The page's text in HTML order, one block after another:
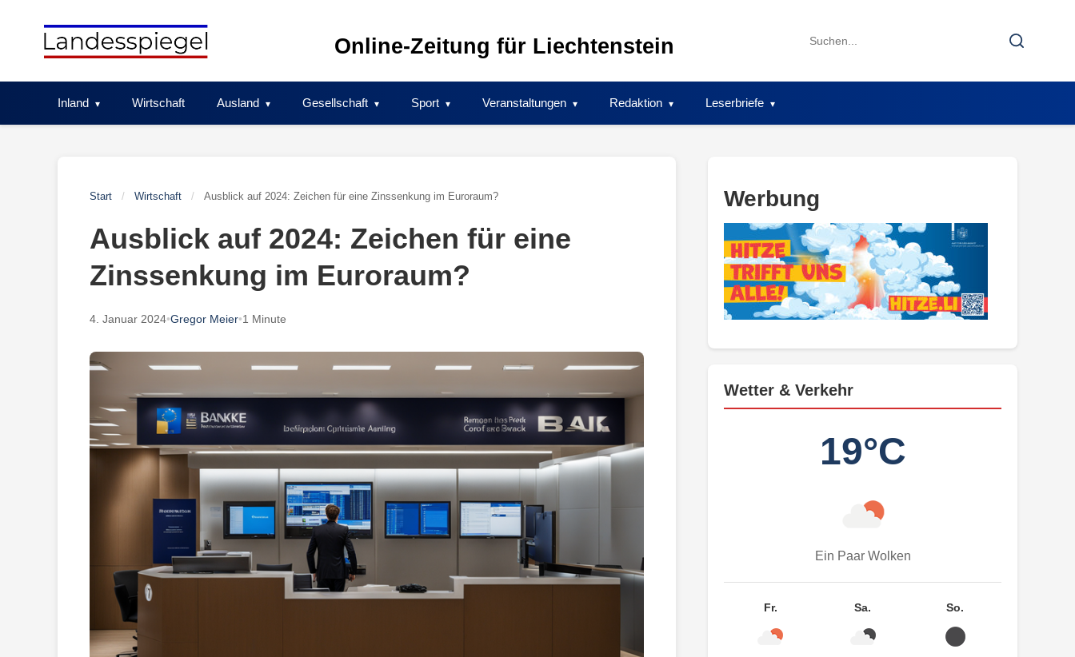
Online-Zeitung für Liechtenstein
Search
Search
Inland Wirtschaft Ausland Gesellschaft Sport Veranstaltungen Redaktion Leserbriefe
Start / Wirtschaft / Ausblick auf 2024: Zeichen für eine Zinssenkung im Euroraum?
Ausblick auf 2024: Zeichen für eine
Zinssenkung im Euroraum?
4. Januar 2024•Gregor Meier•1 Minute
Werbung
Wetter & Verkehr
19°C
Ein Paar Wolken
Fr. Sa. So.